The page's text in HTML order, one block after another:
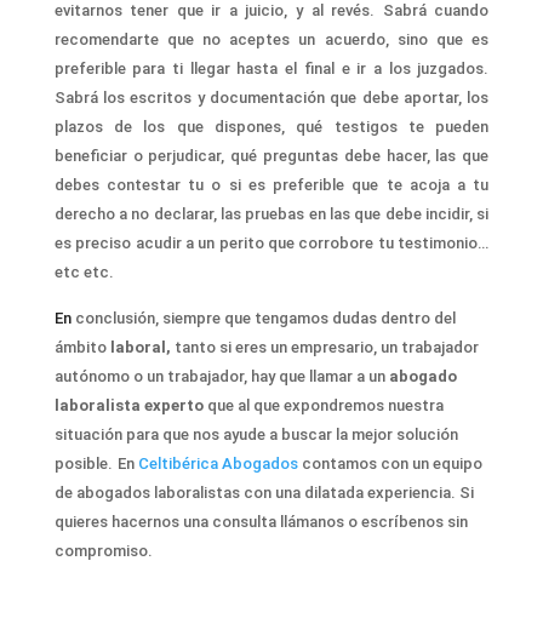
evitarnos tener que ir a juicio, y al revés. Sabrá cuando
recomendarte que no aceptes un acuerdo, sino que es
preferible para ti llegar hasta el final e ir a los juzgados.
Sabrá los escritos y documentación que debe aportar, los
plazos de los que dispones, qué testigos te pueden
beneficiar o perjudicar, qué preguntas debe hacer, las que
debes contestar tu o si es preferible que te acoja a tu
derecho a no declarar, las pruebas en las que debe incidir, si
es preciso acudir a un perito que corrobore tu testimonio…
etc etc.
En conclusión, siempre que tengamos dudas dentro del
ámbitolaboral, tanto si eres un empresario, un trabajador
autónomo o un trabajador, hay que llamar a unabogado
laboralista expertoque al que expondremos nuestra
situación para que nos ayude a buscar la mejor solución
posible. En Celtibérica Abogadoscontamos con un equipo
de abogados laboralistas con una dilatada experiencia. Si
quieres hacernos una consulta llámanos o escríbenos sin
compromiso.